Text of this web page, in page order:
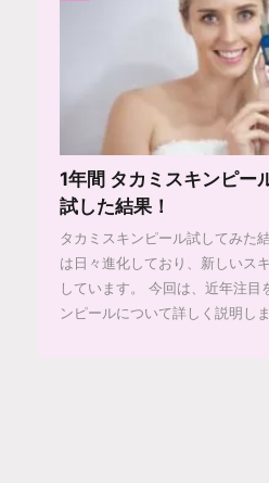
1年間 タカミスキンピー
試した結果！
タカミスキンピール試してみた
は日々進化しており、新しいス
しています。 今回は、近年注目
ンピールについて詳しく説明し